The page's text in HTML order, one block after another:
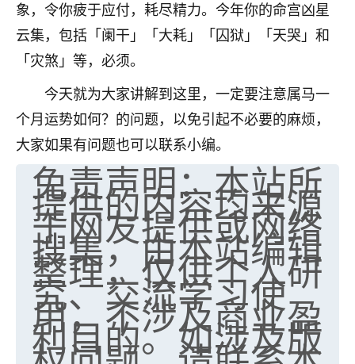
象，令你疲于应付，耗尽精力。今年你的命宫凶星
云集，包括「阑干」「大耗」「囚狱」「天哭」和
「灾煞」等，必须。
今天就为大家讲解到这里，一定要注意属马一
个月运势如何？的问题，以免引起不必要的麻烦，
大家如果有问题也可以联系小编。
免责声明：本站所
提供的内容均来源
于网友提供或网络
搜集，由本站编辑
整理，仅供个人研
究、交流学习使
用，不涉及商业盈
利目的。如涉及版